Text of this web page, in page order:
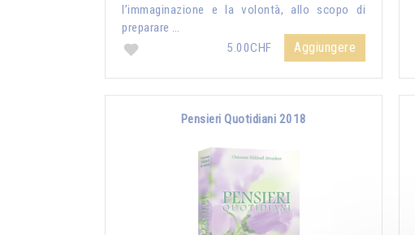
l’immaginazione e la volontà, allo scopo di
preparare …
5.00CHF
Aggiungere
Pensieri Quotidiani 2018